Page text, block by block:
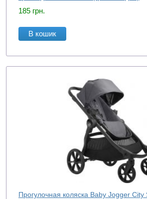
185 грн.
В кошик
Прогулочная коляска Baby Jogger City